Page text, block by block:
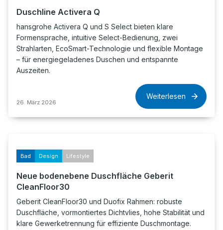
Duschline Activera Q
hansgrohe Activera Q und S Select bieten klare
Formensprache, intuitive Select-Bedienung, zwei
Strahlarten, EcoSmart-Technologie und flexible Montage
– für energiegeladenes Duschen und entspannte
Auszeiten.
26. März 2026
Weiterlesen
Bad Design Lifestyle
Neue bodenebene Duschfläche Geberit
CleanFloor30
Geberit CleanFloor30 und Duofix Rahmen: robuste
Duschfläche, vormontiertes Dichtvlies, hohe Stabilität und
klare Gewerketrennung für effiziente Duschmontage.